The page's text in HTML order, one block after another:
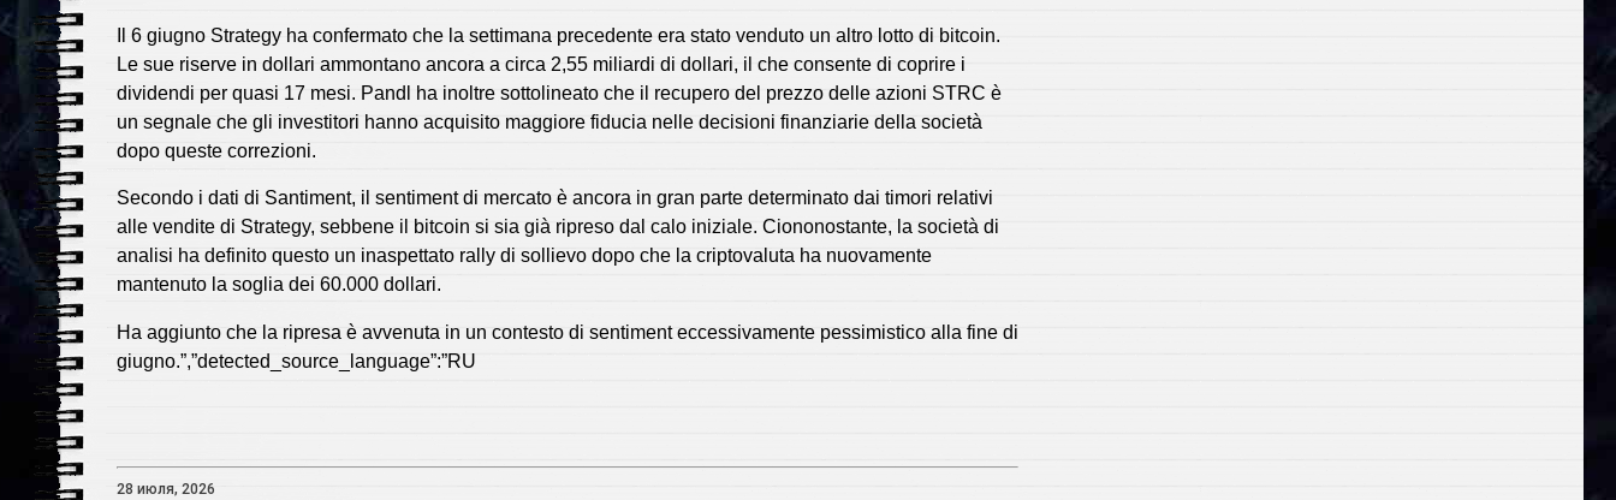
Il 6 giugno Strategy ha confermato che la settimana precedente era stato venduto un altro lotto di bitcoin.
Le sue riserve in dollari ammontano ancora a circa 2,55 miliardi di dollari, il che consente di coprire i
dividendi per quasi 17 mesi. Pandl ha inoltre sottolineato che il recupero del prezzo delle azioni STRC è
un segnale che gli investitori hanno acquisito maggiore fiducia nelle decisioni finanziarie della società
dopo queste correzioni.
Secondo i dati di Santiment, il sentiment di mercato è ancora in gran parte determinato dai timori relativi
alle vendite di Strategy, sebbene il bitcoin si sia già ripreso dal calo iniziale. Ciononostante, la società di
analisi ha definito questo un inaspettato rally di sollievo dopo che la criptovaluta ha nuovamente
mantenuto la soglia dei 60.000 dollari.
Ha aggiunto che la ripresa è avvenuta in un contesto di sentiment eccessivamente pessimistico alla fine di
giugno.”,”detected_source_language”:”RU
28 июля, 2026